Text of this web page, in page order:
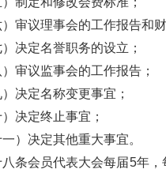
）审议理事会的工作报告和
）决定名誉职务的设立；
）审议监事会的工作报告；
）决定名称变更事宜；
）决定终止事宜；
一）决定其他重大事宜。
条会员代表大会每届5年